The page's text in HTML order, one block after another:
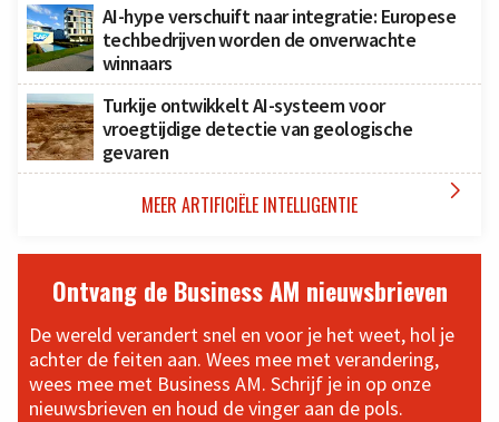
AI-hype verschuift naar integratie: Europese
techbedrijven worden de onverwachte
winnaars
Turkije ontwikkelt AI-systeem voor
vroegtijdige detectie van geologische
gevaren
MEER ARTIFICIËLE INTELLIGENTIE 
Ontvang de Business AM nieuwsbrieven
De wereld verandert snel en voor je het weet, hol je
achter de feiten aan. Wees mee met verandering,
wees mee met Business AM. Schrijf je in op onze
nieuwsbrieven en houd de vinger aan de pols.